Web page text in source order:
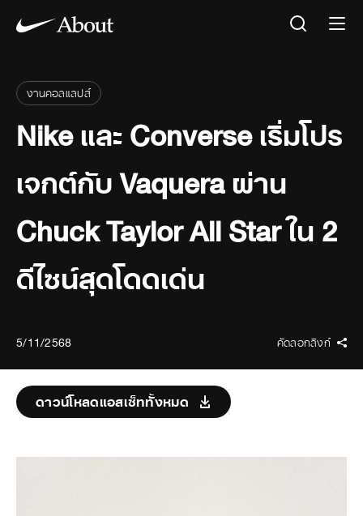
งานคอลแลปส์
Nike และ Converse เริ่มโปร
เจกต์กับ Vaquera ผ่าน
Chuck Taylor All Star ใน 2
ดีไซน์สุดโดดเด่น
5/11/2568 คัดลอกลิงก์
ดาวน์โหลดแอสเซ็ททั้งหมด